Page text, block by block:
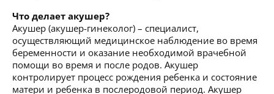
Что делает акушер?
Акушер (акушер-гинеколог) – специалист,
осуществляющий медицинское наблюдение во время
беременности и оказание необходимой врачебной
помощи во время и после родов. Акушер
контролирует процесс рождения ребенка и состояние
матери и ребенка в послеродовой период. Акушер